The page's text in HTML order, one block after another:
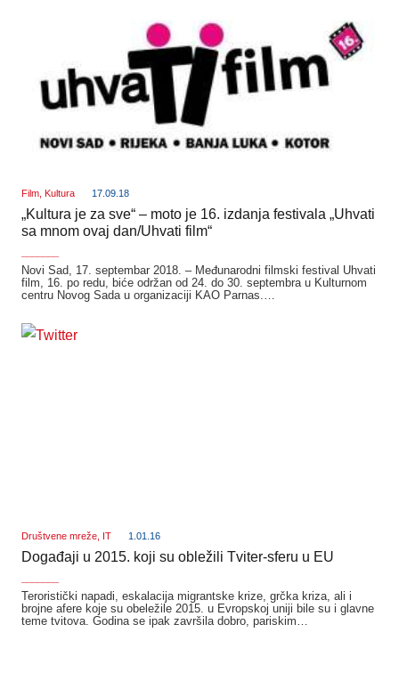
Film Kultura 17.09.18
„Kultura je za sve“ – moto je 16. izdanja festivala „Uhvati
sa mnom ovaj dan/Uhvati film“
Novi Sad, 17. septembar 2018. – Međunarodni filmski festival Uhvati
film, 16. po redu, biće održan od 24. do 30. septembra u Kulturnom
centru Novog Sada u organizaciji KAO Parnas.…
Društvene mreže IT 1.01.16
Događaji u 2015. koji su obležili Tviter-sferu u EU
Teroristički napadi, eskalacija migrantske krize, grčka kriza, ali i
brojne afere koje su obeležile 2015. u Evropskoj uniji bile su i glavne
teme tvitova. Godina se ipak završila dobro, pariskim…